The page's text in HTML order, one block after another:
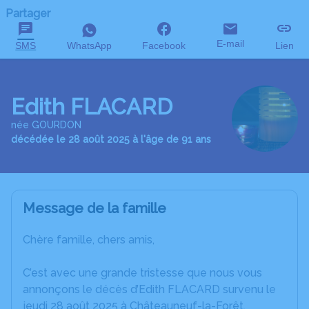
Partager
SMS WhatsApp Facebook E-mail Lien
Edith FLACARD
née GOURDON
décédée le 28 août 2025 à l'âge de 91 ans
Message de la famille
Chère famille, chers amis,
C’est avec une grande tristesse que nous vous
annonçons le décès d’Edith FLACARD survenu le
jeudi 28 août 2025 à Châteauneuf-la-Forêt.